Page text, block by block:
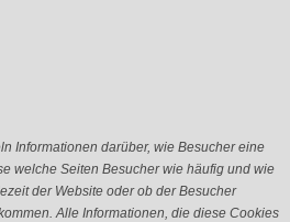
Informationen darüber, wie Besucher eine
welche Seiten Besucher wie häufig und wie
der Website oder ob der Besucher
Alle Informationen, die diese Cookies